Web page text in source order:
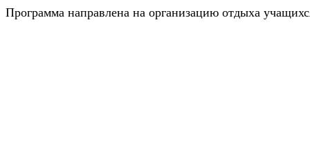
Программа направлена на организацию отдыха